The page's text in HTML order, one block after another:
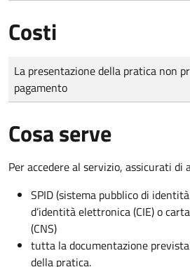
Costi
Tipo di pagamento
Importo
La presentazione della pratica non
pagamento
Cosa serve
Per accedere al servizio, assicurati di
SPID (sistema pubblico di
d’identità elettronica (CIE) o
(CNS)
tutta la documentazione
della pratica.